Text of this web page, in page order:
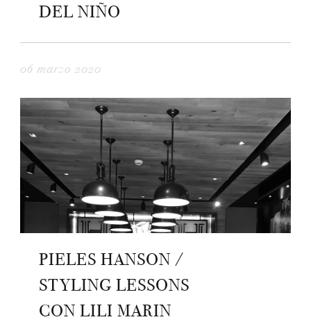
DEL NIÑO
06 marzo 2020
PIELES HANSON /
STYLING LESSONS
CON LILI MARIN